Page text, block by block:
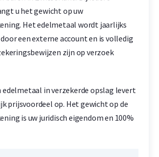
u het gewicht op uw
Het edelmetaal wordt jaarlijks
een externe account en is volledig
zijn op verzoek
edelmetaal in verzekerde opslag levert
prijsvoordeel op. Het gewicht op de
is uw juridisch eigendom en 100%